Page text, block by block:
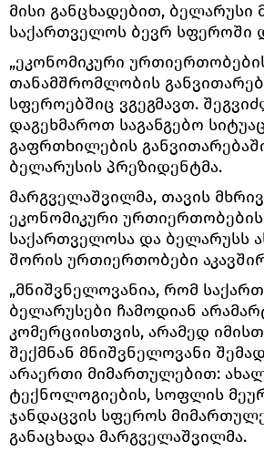
მისი განცხადებით, ბელარუსი
საქართველოს ბევრ სფეროში
„ეკონომიკური
თანამშრომლობის
სფეროებშიც ვგეგმავთ.
დაგეხმაროთ საგანგებო
გაფრთხილების
ბელარუსის პრეზიდენტმა.
მარგველაშვილმა, თავის
ეკონომიკური
საქართველოსა და ბელარუსს
შორის ურთიერთობები
„მნიშვნელოვანია, რომ
ბელარუსები ჩამოდიან
კომერციისთვის, არამედ
შექმნან მნიშვნელოვანი
არაერთი მიმართულებით:
ტექნოლოგიების, სოფლის
ჯანდაცვის სფეროს
განაცხადა მარგველაშვილმა.